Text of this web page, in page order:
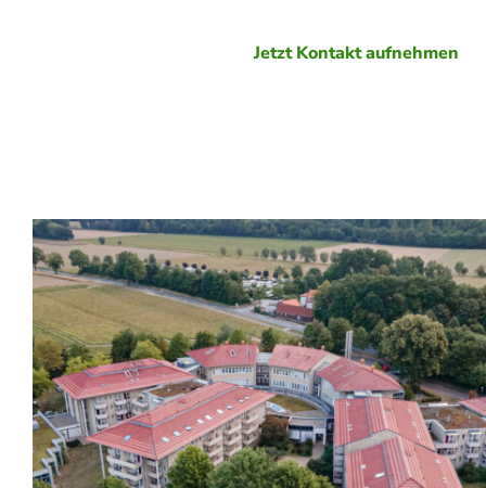
Jetzt Kontakt aufnehmen